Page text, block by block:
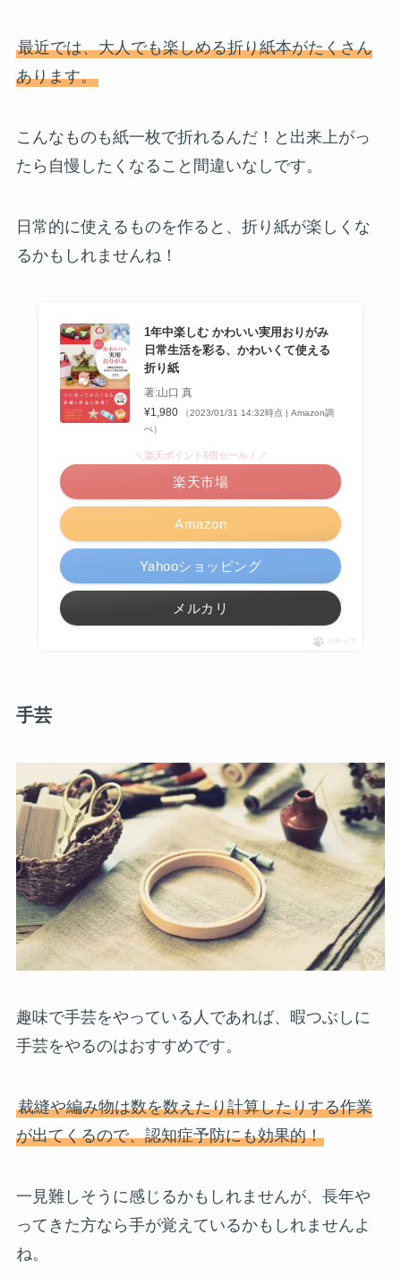
最近では、大人でも楽しめる折り紙本がたくさん
あります。
こんなものも紙一枚で折れるんだ！と出来上がっ
たら自慢したくなること間違いなしです。
日常的に使えるものを作ると、折り紙が楽しくな
るかもしれませんね！
1年中楽しむ かわいい実用おりがみ
日常生活を彩る、かわいくて使える
折り紙
著:山口 真
¥1,980
（2023/01/31 14:32時点 | Amazon調
べ）
Amazon
＼楽天ポイント5倍セール！／
楽天市場
Yahooショッピング
メルカリ
ポチップ
手芸
趣味で手芸をやっている人であれば、暇つぶしに
手芸をやるのはおすすめです。
裁縫や編み物は数を数えたり計算したりする作業
が出てくるので、認知症予防にも効果的！
一見難しそうに感じるかもしれませんが、長年や
ってきた方なら手が覚えているかもしれませんよ
ね。